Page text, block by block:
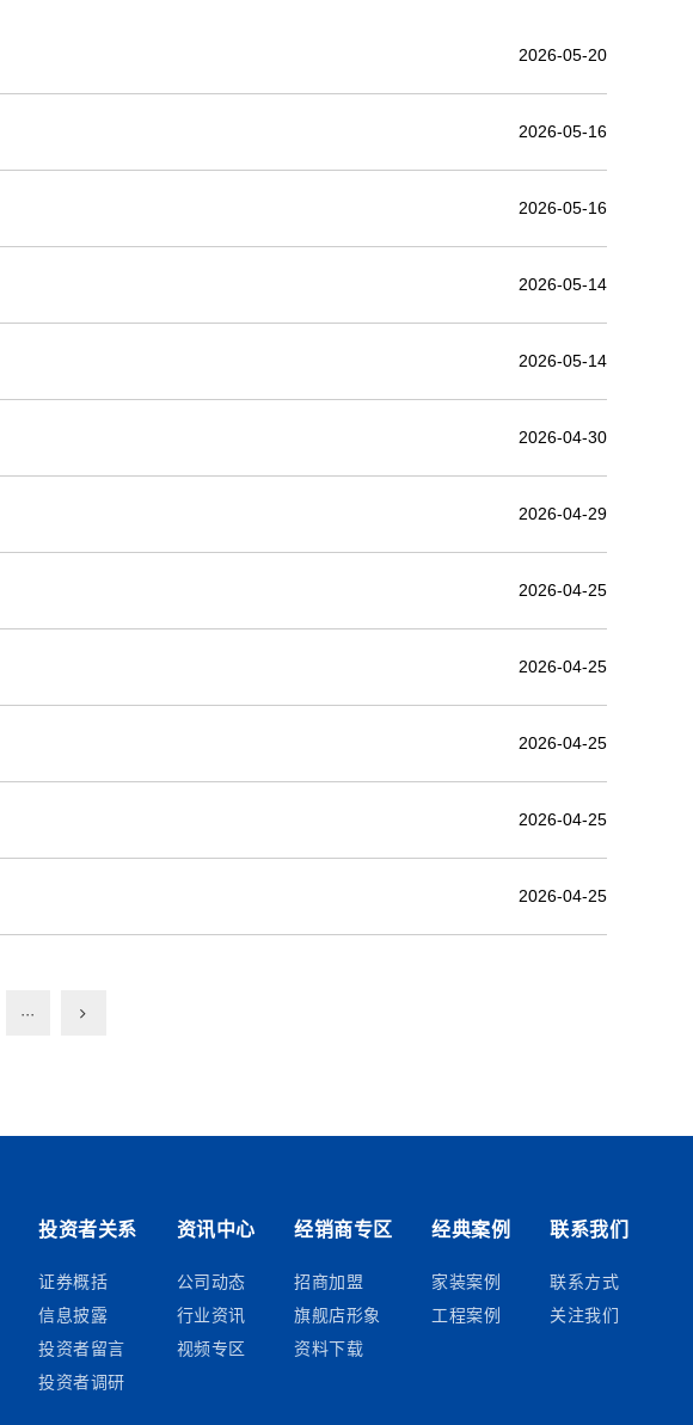
2026-05-20
2026-05-16
2026-05-16
2026-05-14
2026-05-14
2026-04-30
2026-04-29
2026-04-25
2026-04-25
2026-04-25
2026-04-25
2026-04-25
···
投资者关系
证券概括
信息披露
投资者留言
投资者调研
资讯中心
公司动态
行业资讯
视频专区
经销商专区
招商加盟
旗舰店形象
资料下载
经典案例
家装案例
工程案例
联系我们
联系方式
关注我们